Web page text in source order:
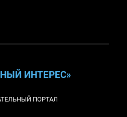
ИНТЕРЕС»
ПОРТАЛ